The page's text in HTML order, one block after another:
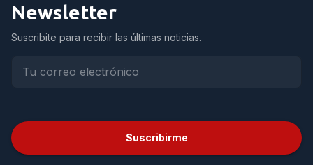
Newsletter
Suscribite para recibir las últimas noticias.
Suscribirme